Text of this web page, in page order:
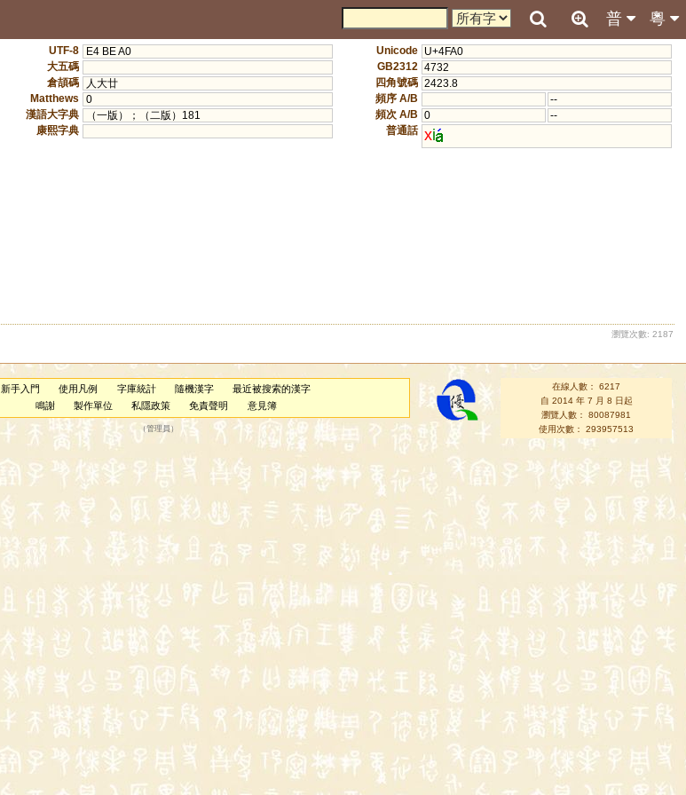
粵
普
UTF-8
E4 BE A0
大五碼
倉頡碼
人大廿
Matthews
0
漢語大字典
（一版）；（二版）181
康熙字典
Unicode U+4FA0
GB2312 4732
四角號碼 2423.8
頻序 A/B
--
頻次 A/B 0
--
普通話 xi
瀏覽次數: 2187
新手入門 使用凡例 字庫統計 隨機漢字
最近被搜索的漢字
鳴謝
製作單位 私隱政策 免責聲明 意見簿
（管理員）
在線人數： 6217
自 2014 年 7 月 8 日起
瀏覽人數： 80087981
使用次數： 293957513